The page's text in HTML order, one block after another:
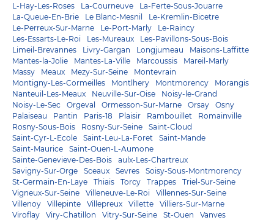
L-Hay-Les-Roses
La-Courneuve
La-Ferte-Sous-Jouarre
La-Queue-En-Brie
Le Blanc-Mesnil
Le-Kremlin-Bicetre
Le-Perreux-Sur-Marne
Le-Port-Marly
Le-Raincy
Les-Essarts-Le-Roi
Les-Mureaux
Les-Pavillons-Sous-Bois
Limeil-Brevannes
Livry-Gargan Longjumeau
Maisons-Laffitte
Mantes-la-Jolie
Mantes-La-Ville Marcoussis
Mareil-Marly
Massy
Meaux Mezy-Sur-Seine
Montevrain
Montigny-Les-Cormeilles
Montlhery Montmorency
Morangis
Nanteuil-Les-Meaux
Neuville-Sur-Oise
Noisy-le-Grand
Noisy-Le-Sec
Orgeval Ormesson-Sur-Marne Orsay
Osny
Palaiseau
Pantin Paris-18 Plaisir Rambouillet
Romainville
Rosny-Sous-Bois
Rosny-Sur-Seine
Saint-Cloud
Saint-Cyr-L-Ecole
Saint-Leu-La-Foret
Saint-Mande
Saint-Maurice
Saint-Ouen-L-Aumone
Sainte-Genevieve-Des-Bois
aulx-Les-Chartreux
Savigny-Sur-Orge
Sceaux Sevres
Soisy-Sous-Montmorency
St-Germain-En-Laye
Thiais Torcy Trappes
Triel-Sur-Seine
Vigneux-Sur-Seine
Villeneuve-Le-Roi
Villennes-Sur-Seine
Villenoy
Villepinte Villepreux Villette
Villiers-Sur-Marne
Viroflay
Viry-Chatillon Vitry-Sur-Seine St-Ouen
Vanves